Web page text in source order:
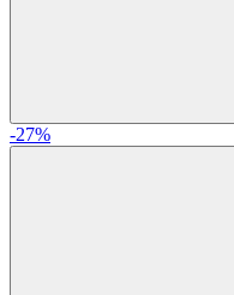
-27%